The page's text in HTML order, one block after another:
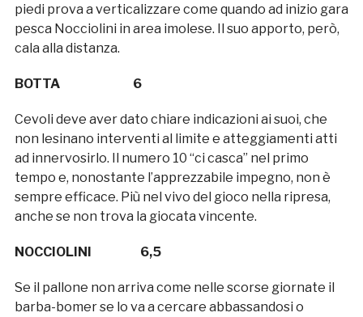
piedi prova a verticalizzare come quando ad inizio gara
pesca Nocciolini in area imolese. Il suo apporto, però,
cala alla distanza.
BOTTA 6
Cevoli deve aver dato chiare indicazioni ai suoi, che
non lesinano interventi al limite e atteggiamenti atti
ad innervosirlo. Il numero 10 “ci casca” nel primo
tempo e, nonostante l’apprezzabile impegno, non è
sempre efficace. Più nel vivo del gioco nella ripresa,
anche se non trova la giocata vincente.
NOCCIOLINI 6,5
Se il pallone non arriva come nelle scorse giornate il
barba-bomer se lo va a cercare abbassandosi o